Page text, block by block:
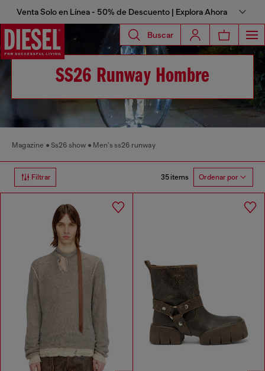
Venta Solo en Línea - 50% de Descuento | Explora Ahora
Buscar
SS26 Runway Hombre
Magazine Ss26 show Men's ss26 runway
Filtrar 35 items Ordenar por